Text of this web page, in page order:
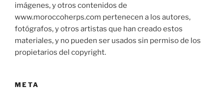
imágenes, y otros contenidos de
www.moroccoherps.com pertenecen a los autores,
fotógrafos, y otros artistas que han creado estos
materiales, y no pueden ser usados sin permiso de los
propietarios del copyright.
META